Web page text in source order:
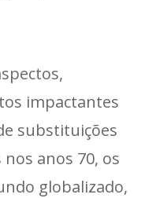
impactantes
substituições
anos 70, os
globalizado,